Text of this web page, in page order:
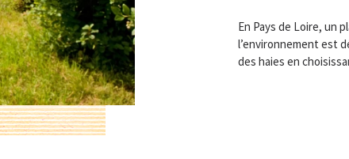
En Pays de Loire, un
l’environnement est
des haies en